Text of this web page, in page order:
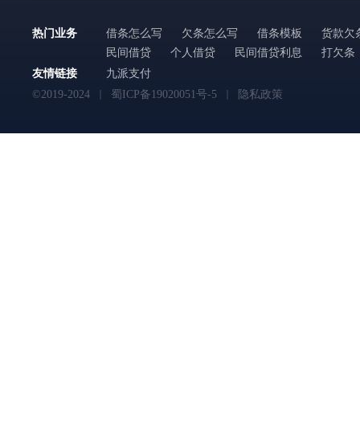
热门业务 借条怎么写 欠条怎么写 借条模板
货款欠
民间借贷
个人借贷 民间借贷利息
打欠条
友情链接
九派支付
©2019-2024
蜀ICP备19020051号-5 隐私政策